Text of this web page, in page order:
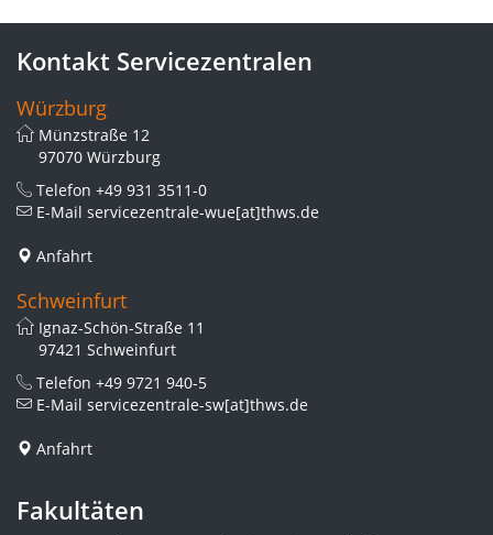
Kontakt Servicezentralen
Würzburg
Münzstraße 12
97070 Würzburg
Telefon +49 931 3511-0
E-Mail servicezentrale-wue[at]thws.de
Anfahrt
Schweinfurt
Ignaz-Schön-Straße 11
97421 Schweinfurt
Telefon +49 9721 940-5
E-Mail servicezentrale-sw[at]thws.de
Anfahrt
Fakultäten